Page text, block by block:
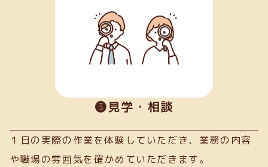
➌見学・相談
１日の実際の作業を体験していただき、業務の内容
や職場の雰囲気を確かめていただきます。